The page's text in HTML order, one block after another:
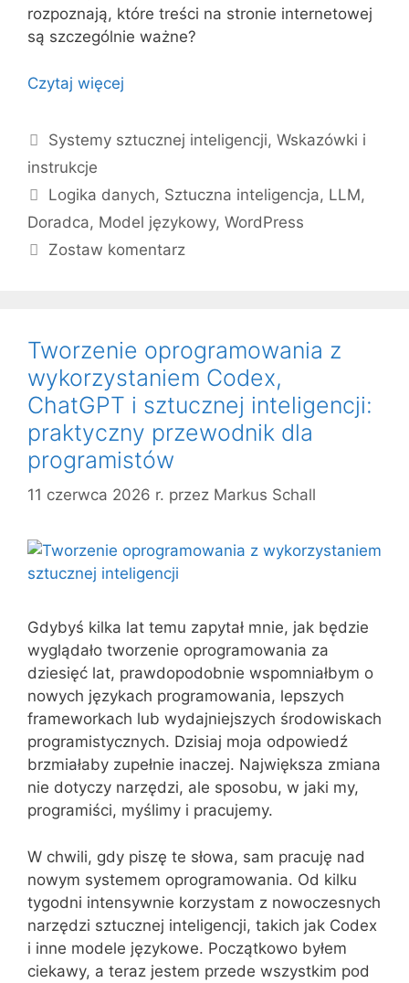
rozpoznają, które treści na stronie internetowej
są szczególnie ważne?
Czytaj więcej
Kategorie
Systemy sztucznej inteligencji,Wskazówki i
instrukcje
Tagi
Logika danych, Sztuczna inteligencja, LLM,
Doradca, Model językowy, WordPress
Zostaw komentarz
Tworzenie oprogramowania z
wykorzystaniem Codex,
ChatGPT i sztucznej inteligencji:
praktyczny przewodnik dla
programistów
11 czerwca 2026 r. przez Markus Schall
Gdybyś kilka lat temu zapytał mnie, jak będzie
wyglądało tworzenie oprogramowania za
dziesięć lat, prawdopodobnie wspomniałbym o
nowych językach programowania, lepszych
frameworkach lub wydajniejszych środowiskach
programistycznych. Dzisiaj moja odpowiedź
brzmiałaby zupełnie inaczej. Największa zmiana
nie dotyczy narzędzi, ale sposobu, w jaki my,
programiści, myślimy i pracujemy.
W chwili, gdy piszę te słowa, sam pracuję nad
nowym systemem oprogramowania. Od kilku
tygodni intensywnie korzystam z nowoczesnych
narzędzi sztucznej inteligencji, takich jak Codex
i inne modele językowe. Początkowo byłem
ciekawy, a teraz jestem przede wszystkim pod